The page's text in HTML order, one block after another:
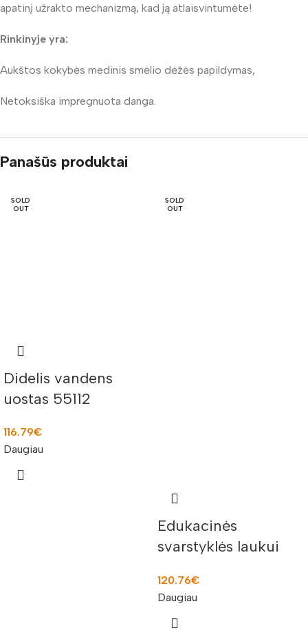
apatinį užrakto mechanizmą, kad ją atlaisvintumėte!
Rinkinyje yra:
Aukštos kokybės medinis smėlio dėžės papildymas,
Netoksiška impregnuota danga.
Panašūs produktai
SOLD
OUT
Didelis vandens
uostas 55112
116.79€
Daugiau
SOLD
OUT
Edukacinės
svarstyklės laukui
120.76€
Daugiau